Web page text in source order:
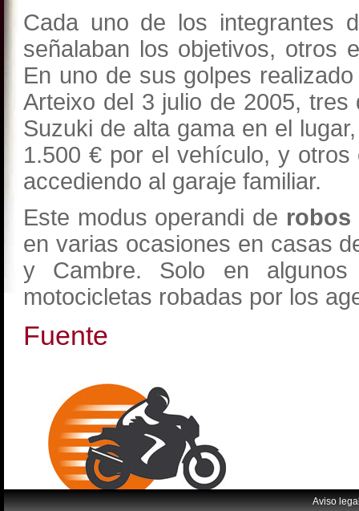
Cada uno de los integrantes
señalaban los objetivos, otros
En uno de sus golpes
Arteixo del 3 julio de 2005,
Suzuki de alta gama en el
1.500 € por el vehículo, y
accediendo al garaje familiar.
Este modus operandi de robos
en varias ocasiones en casas
y Cambre. Solo en
motocicletas robadas por los
Fuente
Aviso